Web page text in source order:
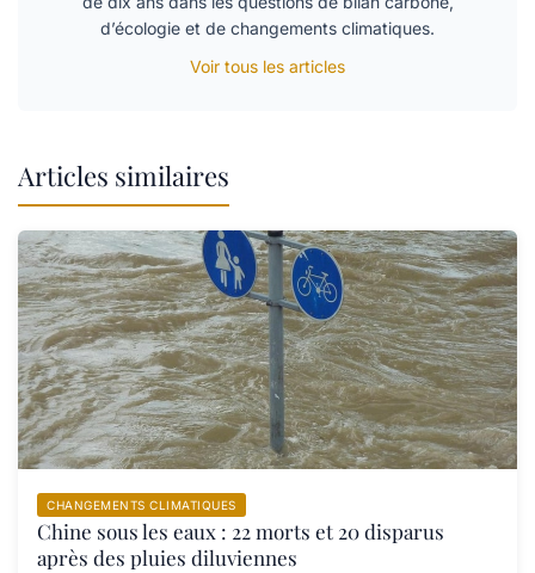
d’écologie et de changements climatiques.
Voir tous les articles
Articles similaires
CHANGEMENTS CLIMATIQUES
Chine sous les eaux : 22 morts et 20 disparus
après des pluies diluviennes